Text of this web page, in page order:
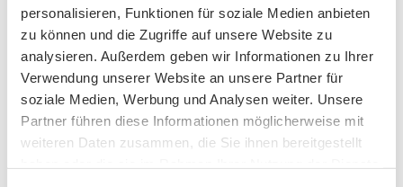
personalisieren, Funktionen für soziale Medien anbieten
zu können und die Zugriffe auf unsere Website zu
analysieren. Außerdem geben wir Informationen zu Ihrer
Verwendung unserer Website an unsere Partner für
soziale Medien, Werbung und Analysen weiter. Unsere
Partner führen diese Informationen möglicherweise mit
weiteren Daten zusammen, die Sie ihnen bereitgestellt
m, Philipp Kirschner
27. Mai 2019